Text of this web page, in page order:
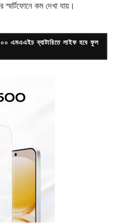
কম দেখা যায়।
এমএএইচ ব্যাটারিতে লাইফ হবে ফুল